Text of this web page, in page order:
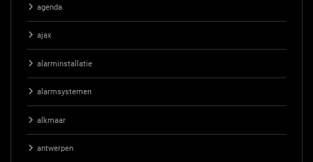
agenda
ajax
alarminstallatie
alarmsystemen
alkmaar
antwerpen